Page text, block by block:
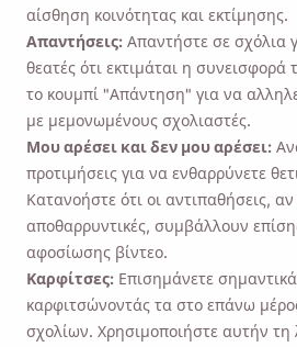
αίσθηση κοινότητας και εκτίμησης.
Απαντήσεις: Απαντήστε σε σχόλια
θεατές ότι εκτιμάται η συνεισφορά
το κουμπί "Απάντηση" για να
με μεμονωμένους σχολιαστές.
Μου αρέσει και δεν μου αρέσει:
προτιμήσεις για να ενθαρρύνετε
Κατανοήστε ότι οι αντιπαθήσεις, αν
αποθαρρυντικές, συμβάλλουν
αφοσίωσης βίντεο.
Καρφίτσες: Επισημάνετε
καρφιτσώνοντάς τα στο επάνω
σχολίων. Χρησιμοποιήστε αυτήν τη